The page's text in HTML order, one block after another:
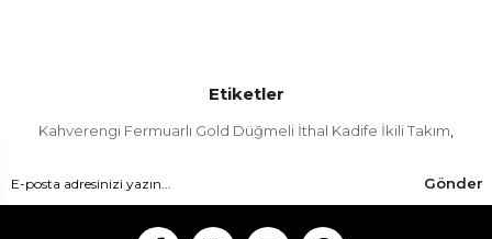
Etiketler
Kahverengi Fermuarlı Gold Düğmeli İthal Kadife İkili Takım,
Gönder